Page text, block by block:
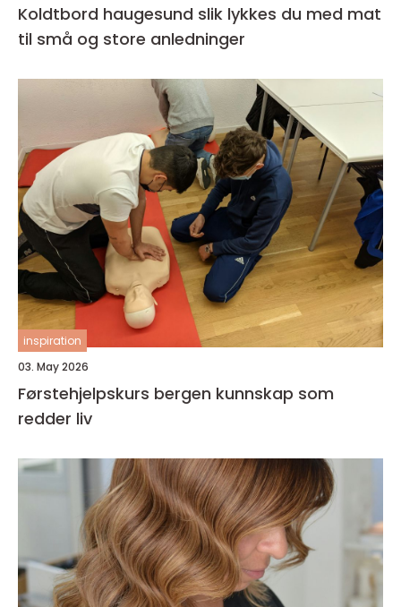
Koldtbord haugesund slik lykkes du med mat
til små og store anledninger
inspiration
03. May 2026
Førstehjelpskurs bergen kunnskap som
redder liv